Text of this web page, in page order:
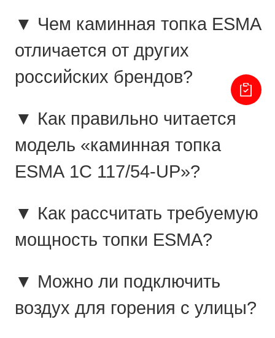
▼ Чем каминная топка ESMA
отличается от других
российских брендов?
▼ Как правильно читается
модель «каминная топка
ESMA 1C 117/54-UP»?
▼ Как рассчитать требуемую
мощность топки ESMA?
▼ Можно ли подключить
воздух для горения с улицы?